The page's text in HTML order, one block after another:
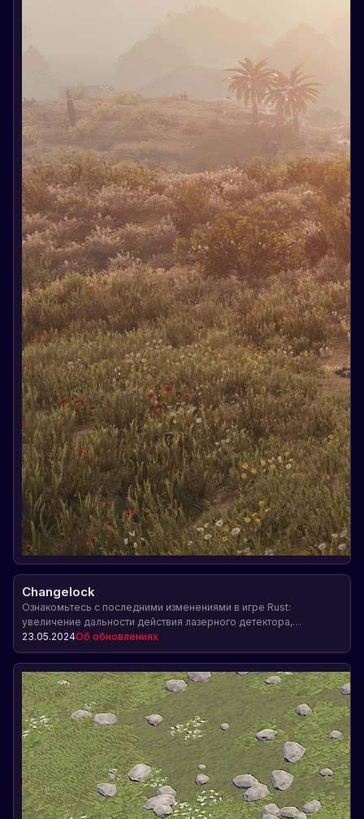
Changelock
Ознакомьтесь с последними изменениями в игре Rust:
увеличение дальности действия лазерного детектора,
увеличение фильтра промышленного конвейера, работы с
наручниками и другие нововведения.
23.05.2024Об обновлениях